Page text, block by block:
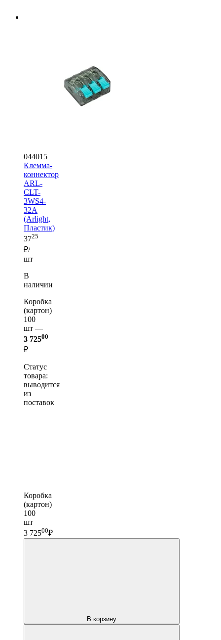
044015
Клемма-
коннектор
ARL-
CLT-
3WS4-
32A
(Arlight,
Пластик)
3725
₽/
шт
В
наличии
Коробка
(картон)
100
шт —
3 72500
₽
Статус
товара:
выводится
из
поставок
Коробка
(картон)
100
шт
3 72500₽
В корзину